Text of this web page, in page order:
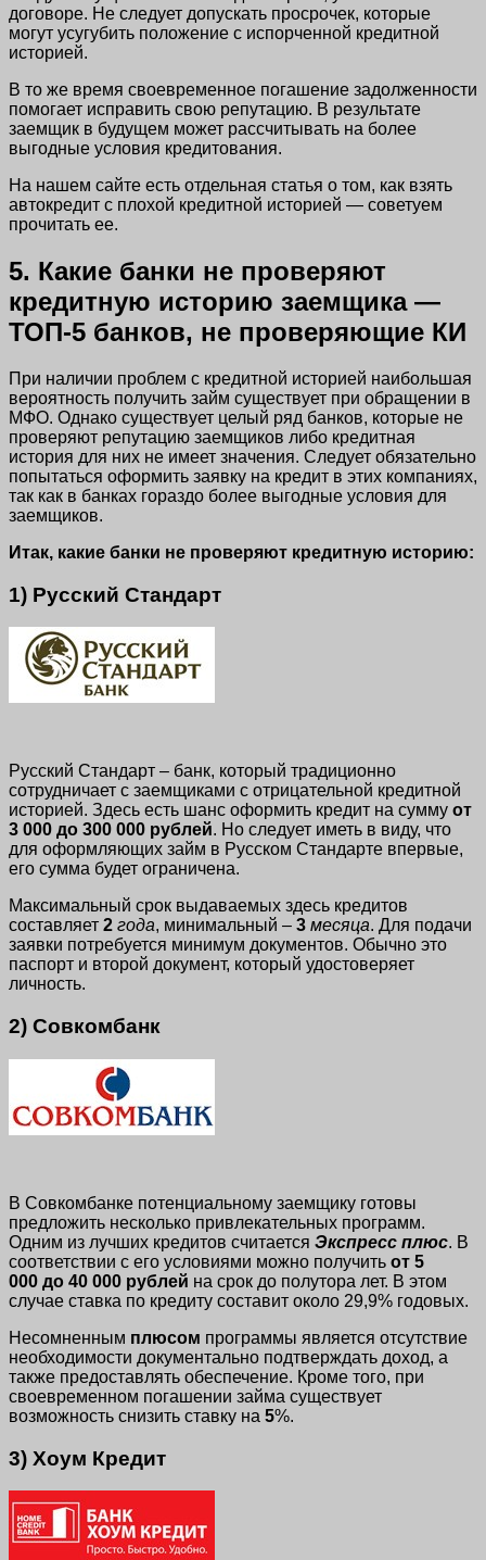
договоре. Не следует допускать просрочек, которые
могут усугубить положение с испорченной кредитной
историей.
В то же время своевременное погашение задолженности
помогает исправить свою репутацию. В результате
заемщик в будущем может рассчитывать на более
выгодные условия кредитования.
На нашем сайте есть отдельная статья о том, как взять
автокредит с плохой кредитной историей — советуем
прочитать ее.
5. Какие банки не проверяют
кредитную историю заемщика —
ТОП-5 банков, не проверяющие КИ
При наличии проблем с кредитной историей наибольшая
вероятность получить займ существует при обращении в
МФО. Однако существует целый ряд банков, которые не
проверяют репутацию заемщиков либо кредитная
история для них не имеет значения. Следует обязательно
попытаться оформить заявку на кредит в этих компаниях,
так как в банках гораздо более выгодные условия для
заемщиков.
Итак, какие банки не проверяют кредитную историю:
1) Русский Стандарт
Русский Стандарт – банк, который традиционно
сотрудничает с заемщиками с отрицательной кредитной
историей. Здесь есть шанс оформить кредит на сумму от
3 000 до 300 000 рублей. Но следует иметь в виду, что
для оформляющих займ в Русском Стандарте впервые,
его сумма будет ограничена.
Максимальный срок выдаваемых здесь кредитов
составляет 2 года, минимальный – 3 месяца. Для подачи
заявки потребуется минимум документов. Обычно это
паспорт и второй документ, который удостоверяет
личность.
2) Совкомбанк
В Совкомбанке потенциальному заемщику готовы
предложить несколько привлекательных программ.
Одним из лучших кредитов считается Экспресс плюс. В
соответствии с его условиями можно получить от 5
000 до 40 000 рублей на срок до полутора лет. В этом
случае ставка по кредиту составит около 29,9% годовых.
Несомненным плюсом программы является отсутствие
необходимости документально подтверждать доход, а
также предоставлять обеспечение. Кроме того, при
своевременном погашении займа существует
возможность снизить ставку на 5%.
3) Хоум Кредит